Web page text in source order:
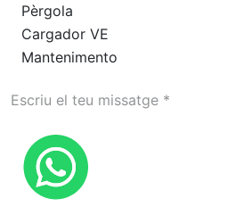
Pèrgola
Cargador VE
Mantenimento